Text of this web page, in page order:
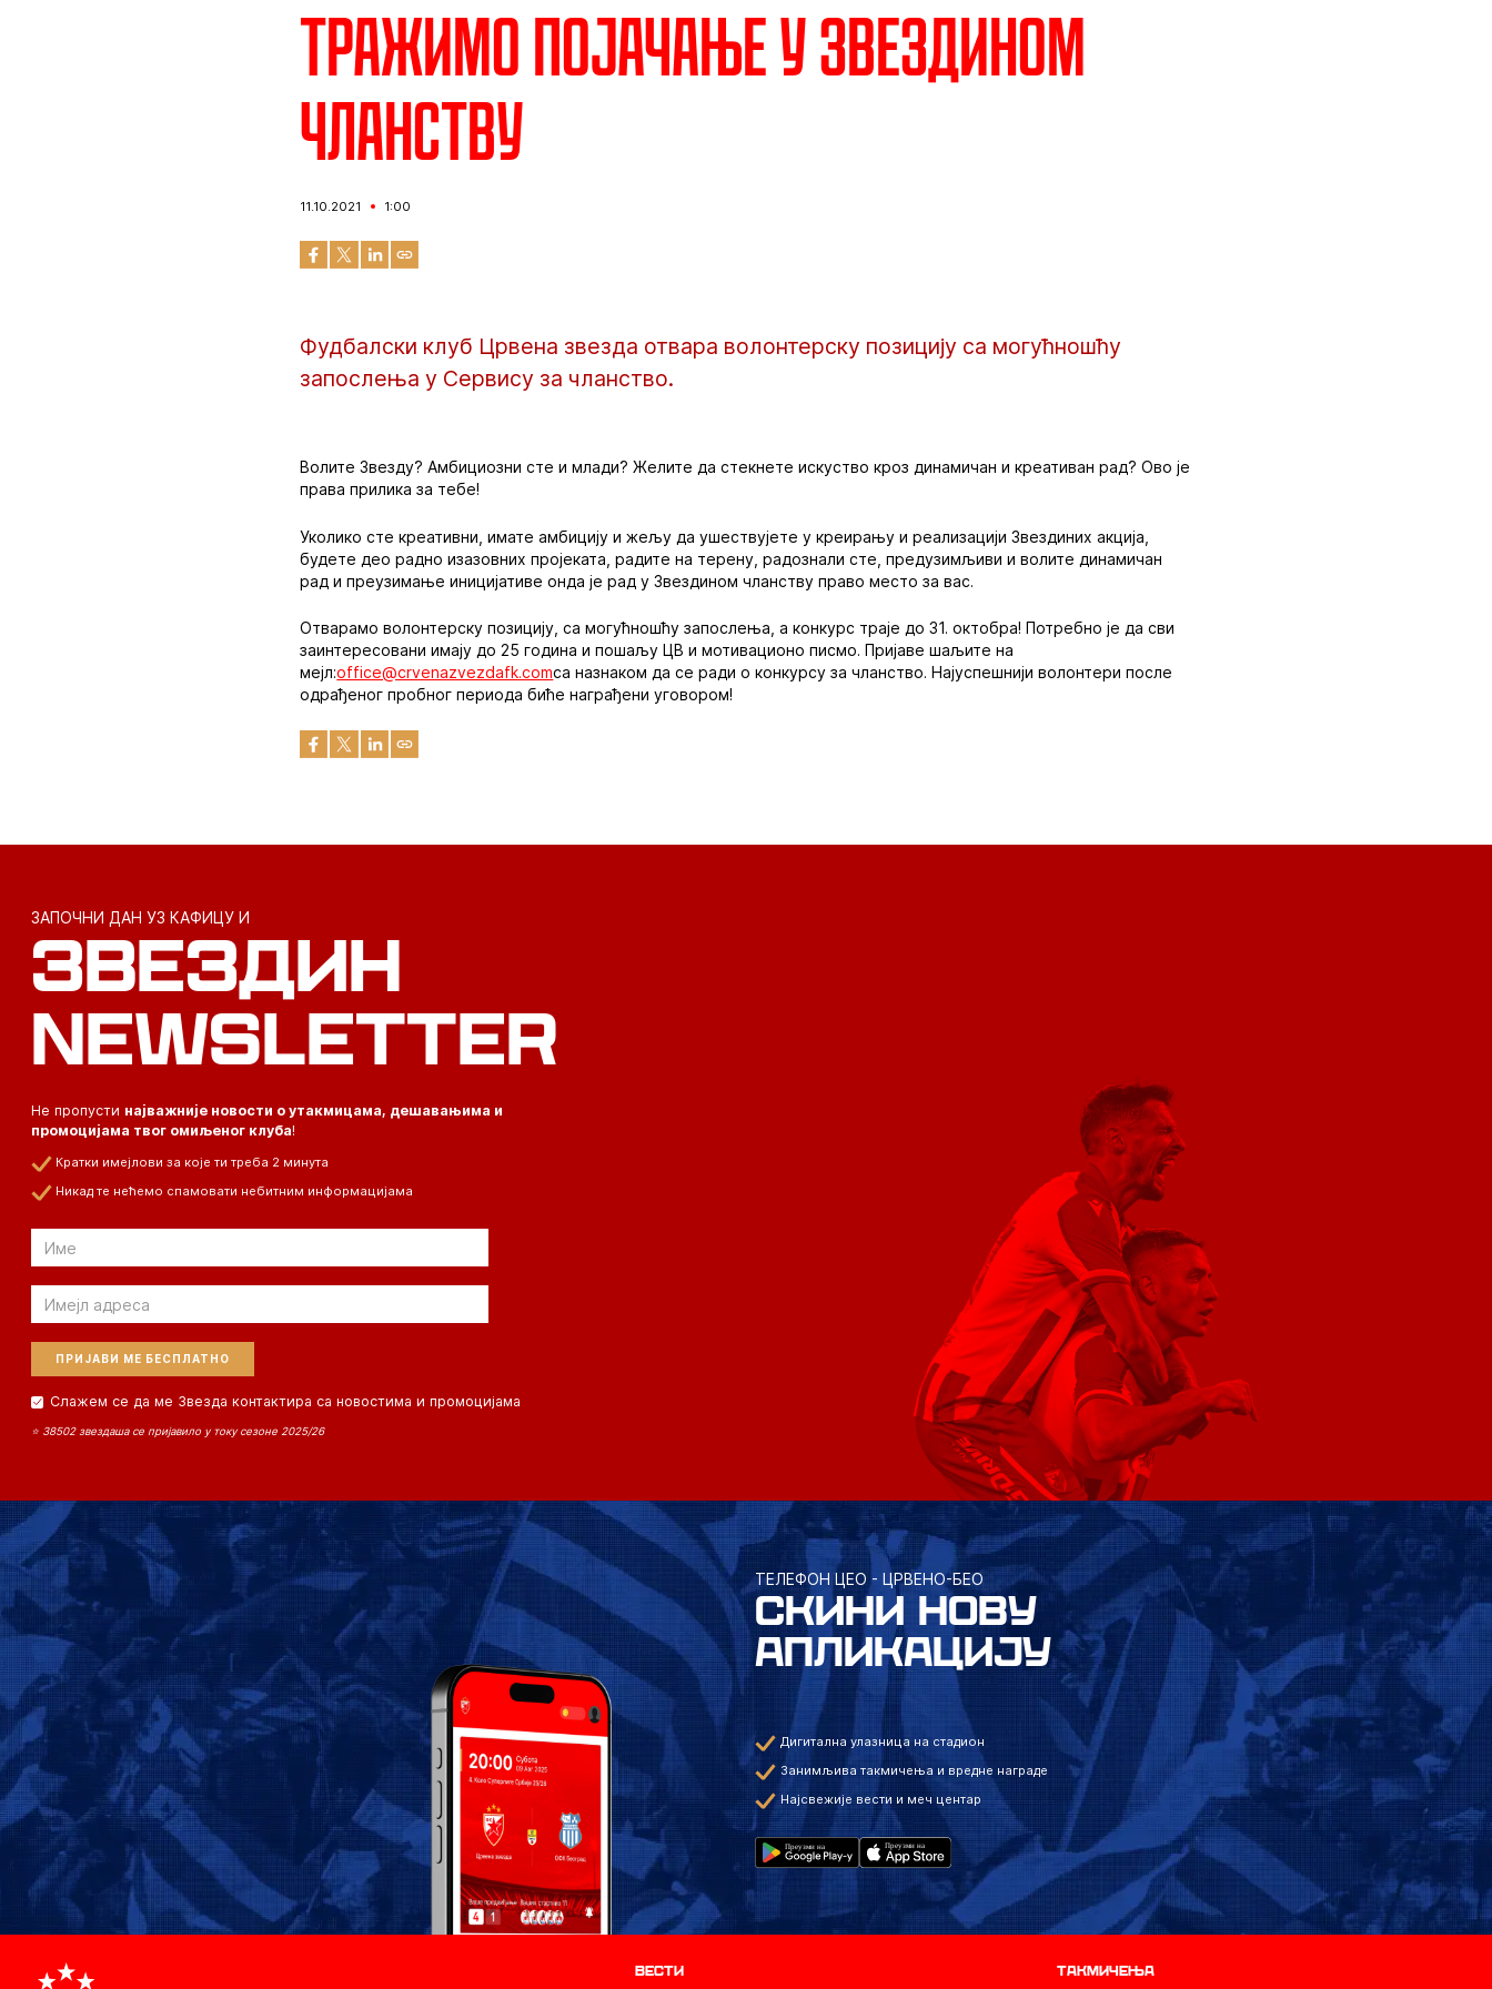
Тражимо појачање у Звездином
чланству
11.10.2021 1:00
Фудбалски клуб Црвена звезда отвара волонтерску позицију са могућношћу
запослења у Сервису за чланство.
Волите Звезду? Амбициозни сте и млади? Желите да стекнете искуство кроз динамичан и креативан рад? Ово је
права прилика за тебе!
Уколико сте креативни, имате амбицију и жељу да ушествујете у креирању и реализацији Звездиних акција,
будете део радно изазовних пројеката, радите на терену, радознали сте, предузимљиви и волите динамичан
рад и преузимање иницијативе онда је рад у Звездином чланству право место за вас.
Отварамо волонтерску позицију, са могућношћу запослења, а конкурс траје до 31. октобра! Потребно је да сви
заинтересовани имају до 25 година и пошаљу ЦВ и мотивационо писмо. Пријаве шаљите на
мејл:office@crvenazvezdafk.comса назнаком да се ради о конкурсу за чланство. Најуспешнији волонтери после
одрађеног пробног периода биће награђени уговором!
ЗАПОЧНИ ДАН УЗ КАФИЦУ И
ЗВЕЗДИН
NEWSLETTER
Не пропусти најважније новости о утакмицама, дешавањима и
промоцијама твог омиљеног клуба!
Кратки имејлови за које ти треба 2 минута
Никад те нећемо спамовати небитним информацијама
Email
Email
Слажем се да ме Звезда контактира са новостима и промоцијама
⭐ 38502 звездаша се пријавило у току сезоне 2025/26
ТЕЛЕФОН ЦЕО - ЦРВЕНО-БЕО
СКИНИ НОВУ
АПЛИКАЦИЈУ
Дигитална улазница на стадион
Занимљива такмичења и вредне награде
Најсвежије вести и меч центар
Вести Такмичења